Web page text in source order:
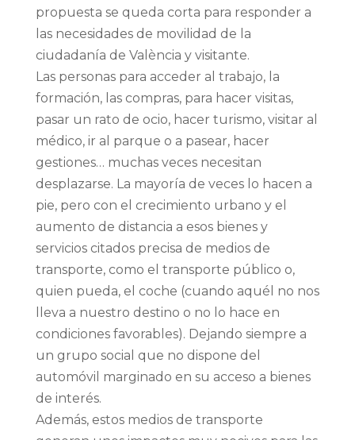
propuesta se queda corta para responder a
las necesidades de movilidad de la
ciudadanía de València y visitante.
Las personas para acceder al trabajo, la
formación, las compras, para hacer visitas,
pasar un rato de ocio, hacer turismo, visitar al
médico, ir al parque o a pasear, hacer
gestiones… muchas veces necesitan
desplazarse. La mayoría de veces lo hacen a
pie, pero con el crecimiento urbano y el
aumento de distancia a esos bienes y
servicios citados precisa de medios de
transporte, como el transporte público o,
quien pueda, el coche (cuando aquél no nos
lleva a nuestro destino o no lo hace en
condiciones favorables). Dejando siempre a
un grupo social que no dispone del
automóvil marginado en su acceso a bienes
de interés.
Además, estos medios de transporte